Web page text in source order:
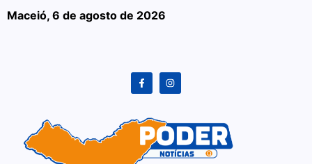
Maceió, 6 de agosto de 2026